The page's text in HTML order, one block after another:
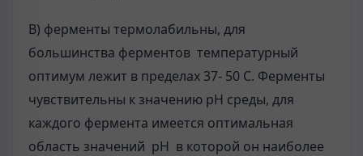
В) ферменты термолабильны, для
большинства ферментов температурный
оптимум лежит в пределах 37- 50 С. Ферменты
чувствительны к значению рН среды, для
каждого фермента имеется оптимальная
область значений рН в которой он наиболее